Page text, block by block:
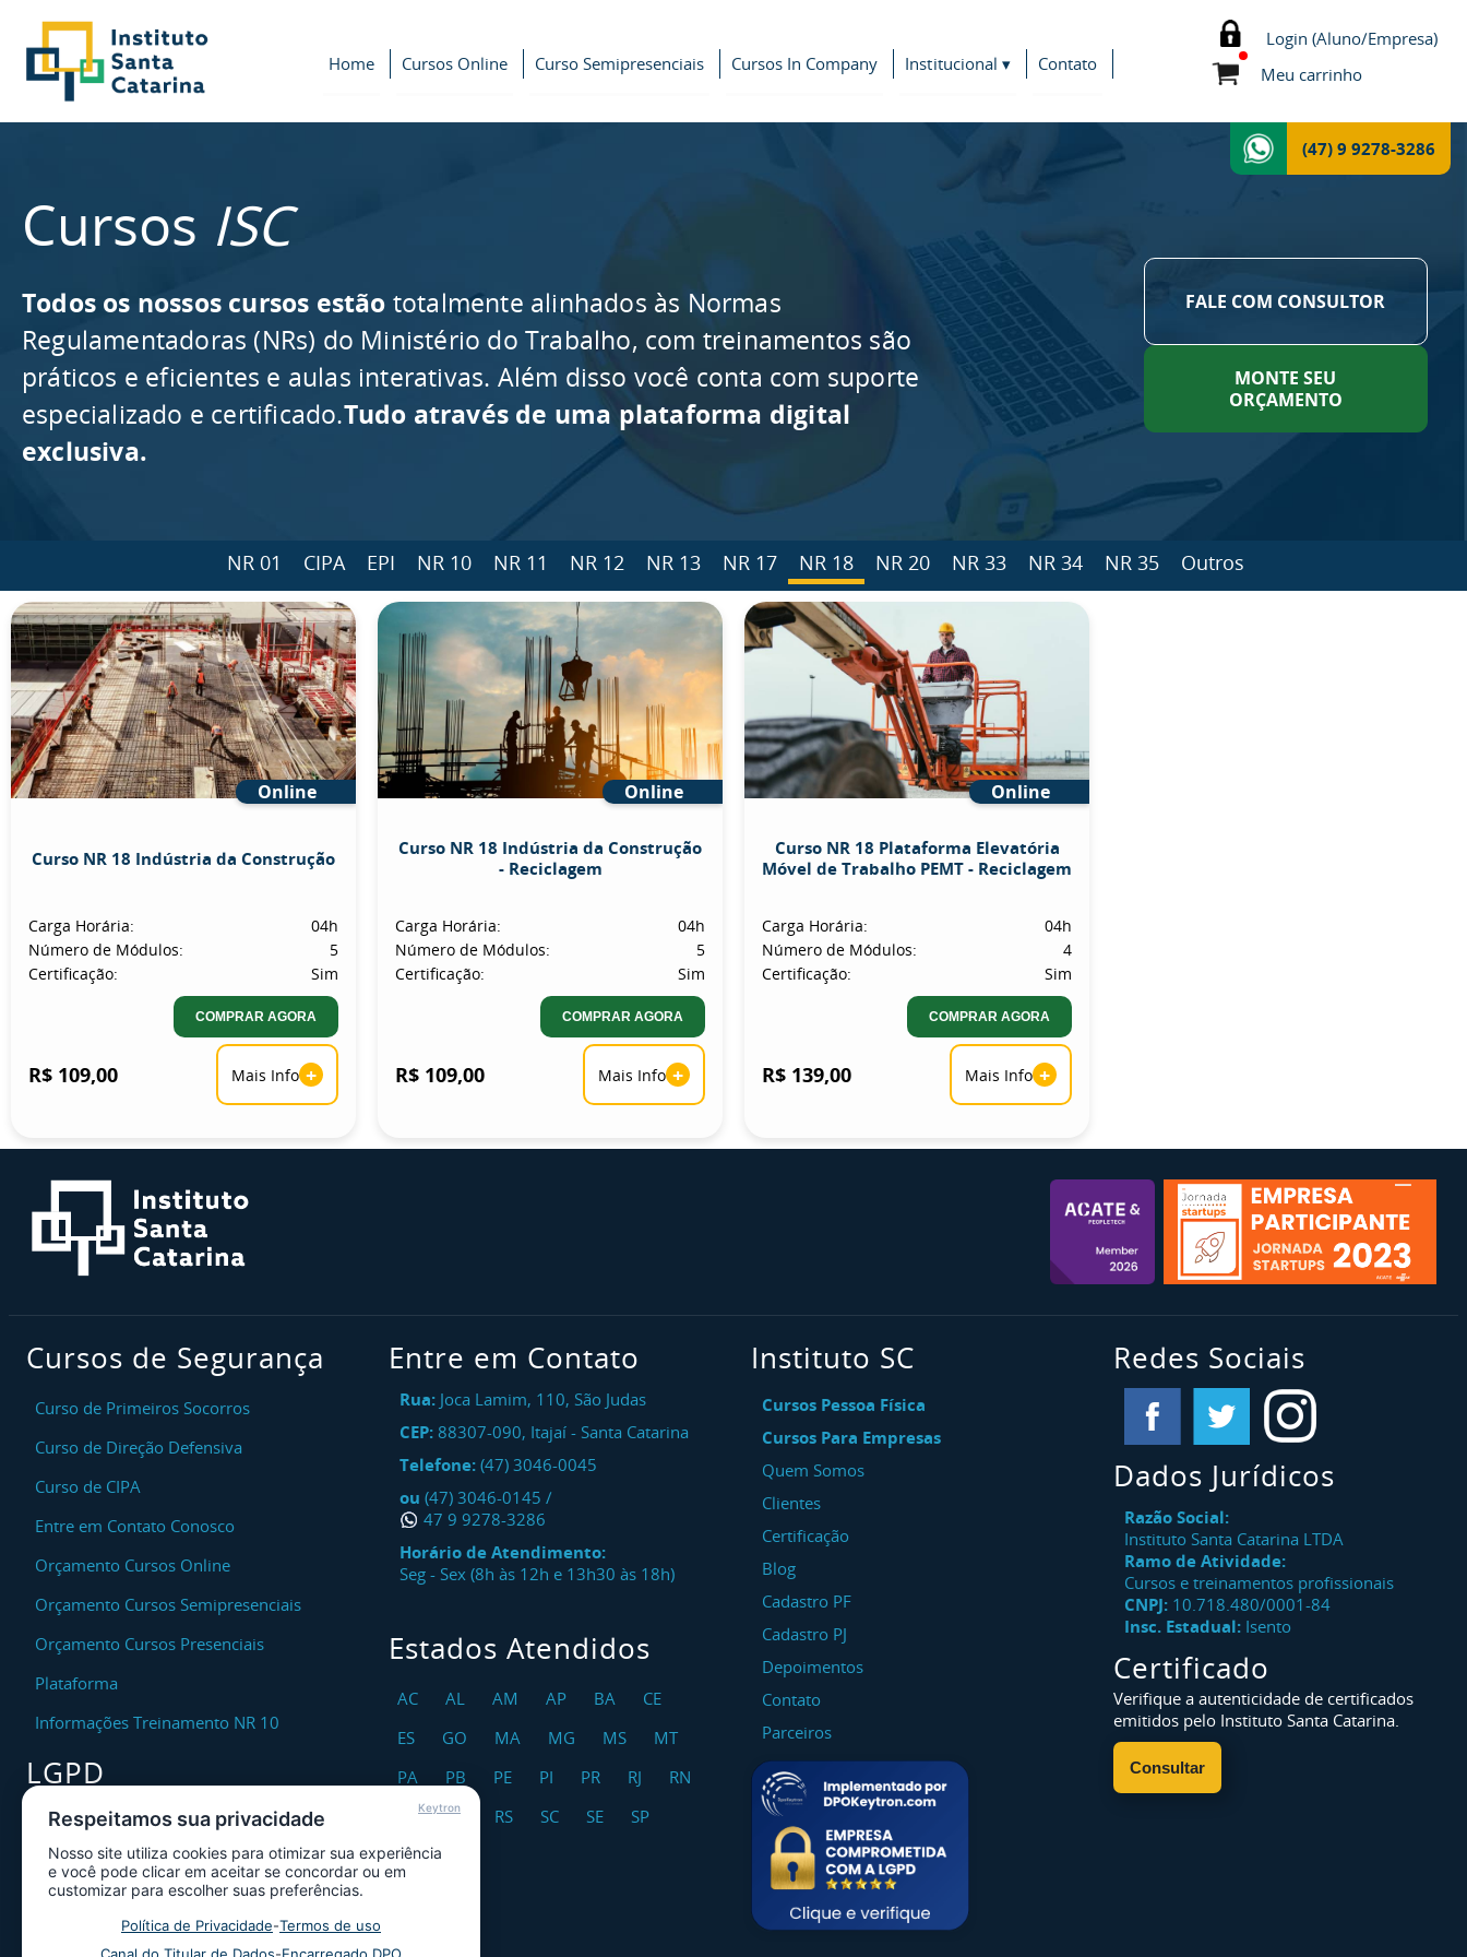
Home Cursos Online Curso Semipresenciais Cursos In Company Institucional ▾ Contato
Login (Aluno/Empresa)
Meu carrinho
(47) 9 9278-3286
Cursos ISC
Todos os nossos cursos estão totalmente alinhados às Normas
Regulamentadoras (NRs) do Ministério do Trabalho, com treinamentos são
práticos e eficientes e aulas interativas. Além disso você conta com suporte
especializado e certificado.Tudo através de uma plataforma digital
exclusiva.
FALE COM CONSULTOR
MONTE SEU
ORÇAMENTO
NR 01 CIPA EPI NR 10 NR 11 NR 12 NR 13 NR 17 NR 18 NR 20 NR 33 NR 34 NR 35 Outros
Online
Curso NR 18 Indústria da Construção
Carga Horária:
04h
Número de Módulos:
5
Certificação:
Sim
COMPRAR AGORA
R$ 109,00 Mais Info +
Online
Curso NR 18 Indústria da Construção
- Reciclagem
Carga Horária:
04h
Número de Módulos:
5
Certificação:
Sim
COMPRAR AGORA
R$ 109,00 Mais Info +
Online
Curso NR 18 Plataforma Elevatória
Móvel de Trabalho PEMT - Reciclagem
Carga Horária:
04h
Número de Módulos:
4
Certificação:
Sim
COMPRAR AGORA
R$ 139,00 Mais Info +
Cursos de Segurança
Curso de Primeiros Socorros
Curso de Direção Defensiva
Curso de CIPA
Entre em Contato Conosco
Orçamento Cursos Online
Orçamento Cursos Semipresenciais
Orçamento Cursos Presenciais
Plataforma
Informações Treinamento NR 10
LGPD
Encarregado DPO
Canal de Atendimento ao Titular dos
Dados
Política de Privacidade
Entre em Contato
Rua: Joca Lamim, 110, São Judas
CEP: 88307-090, Itajaí - Santa Catarina
Telefone: (47) 3046-0045
ou (47) 3046-0145 /
47 9 9278-3286
Horário de Atendimento:
Seg - Sex (8h às 12h e 13h30 às 18h)
Estados Atendidos
AC AL AM AP BA
CE
ES
GO MA MG MS
MT
PA
PB PE PI PR RJ
RN
RO
RR RS SC SE
SP
TO
Instituto SC
Cursos Pessoa Física
Cursos Para Empresas
Quem Somos
Clientes
Certificação
Blog
Cadastro PF
Cadastro PJ
Depoimentos
Contato
Parceiros
Redes Sociais
Dados Jurídicos
Razão Social:
Instituto Santa Catarina LTDA
Ramo de Atividade:
Cursos e treinamentos profissionais
CNPJ: 10.718.480/0001-84
Insc. Estadual: Isento
Certificado
Verifique a autenticidade de certificados
emitidos pelo Instituto Santa Catarina.
Consultar
Keytron
Respeitamos sua privacidade
Nosso site utiliza cookies para otimizar sua experiência
e você pode clicar em aceitar se concordar ou em
customizar para escolher suas preferências.
Política de Privacidade-Termos de uso